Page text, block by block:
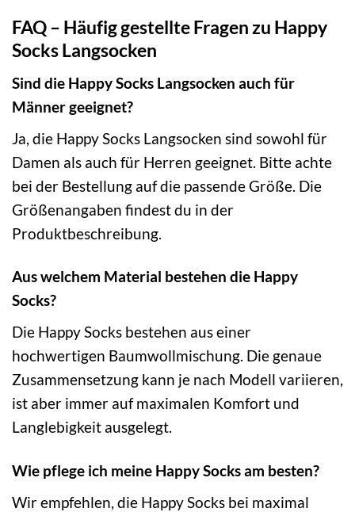
FAQ – Häufig gestellte Fragen zu Happy
Socks Langsocken
Sind die Happy Socks Langsocken auch für
Männer geeignet?
Ja, die Happy Socks Langsocken sind sowohl für
Damen als auch für Herren geeignet. Bitte achte
bei der Bestellung auf die passende Größe. Die
Größenangaben findest du in der
Produktbeschreibung.
Aus welchem Material bestehen die Happy
Socks?
Die Happy Socks bestehen aus einer
hochwertigen Baumwollmischung. Die genaue
Zusammensetzung kann je nach Modell variieren,
ist aber immer auf maximalen Komfort und
Langlebigkeit ausgelegt.
Wie pflege ich meine Happy Socks am besten?
Wir empfehlen, die Happy Socks bei maximal